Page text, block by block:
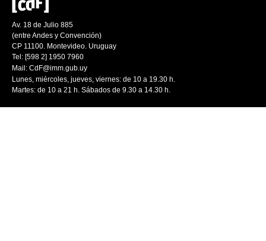
Av. 18 de Julio 885
(entre Andes y Convención)
CP 11100. Montevideo. Uruguay
Tel: [598 2] 1950 7960
Mail: CdF@imm.gub.uy
Lunes, miércoles, jueves, viernes: de 10 a 19.30 h.
Martes: de 10 a 21 h. Sábados de 9.30 a 14.30 h.